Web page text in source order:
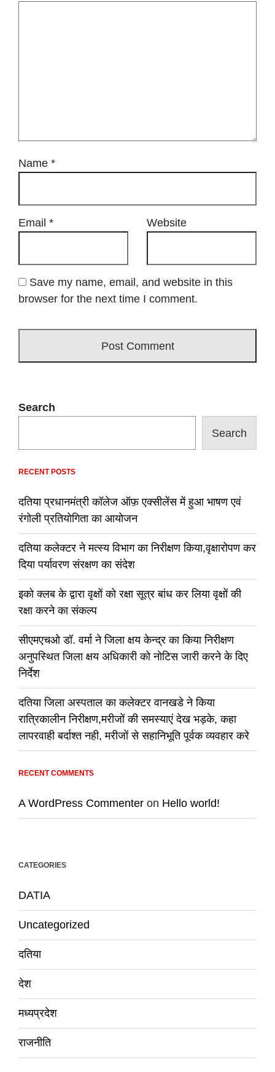
Name *
Email * Website
Save my name, email, and website in this
browser for the next time I comment.
Search
Search
RECENT POSTS
दतिया प्रधानमंत्री कॉलेज ऑफ़ एक्सीलेंस में हुआ भाषण एवं
रंगोली प्रतियोगिता का आयोजन
दतिया कलेक्टर ने मत्स्य विभाग का निरीक्षण किया,वृक्षारोपण कर
दिया पर्यावरण संरक्षण का संदेश
इको क्लब के द्वारा वृक्षों को रक्षा सूत्र बांध कर लिया वृक्षों की
रक्षा करने का संकल्प
सीएमएचओ डॉ. वर्मा ने जिला क्षय केन्द्र का किया निरीक्षण
अनुपस्थित जिला क्षय अधिकारी को नोटिस जारी करने के दिए
निर्देश
दतिया जिला अस्पताल का कलेक्टर वानखडे ने किया
रात्रिकालीन निरीक्षण,मरीजों की समस्याएं देख भड़के, कहा
लापरवाही बर्दाश्त नही, मरीजों से सहानिभूति पूर्वक व्यवहार करे
RECENT COMMENTS
A WordPress Commenter on Hello world!
CATEGORIES
DATIA
Uncategorized
दतिया
देश
मध्यप्रदेश
राजनीति